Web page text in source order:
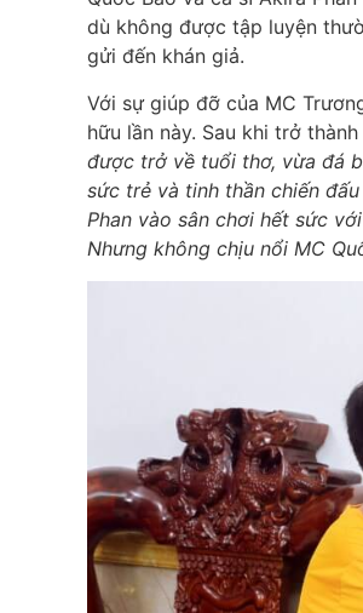
dù không được tập luyện
gửi đến khán giả.
Với sự giúp đỡ của MC
hữu lần này. Sau khi trở
được trở về tuổi thơ, vừa đá
sức trẻ và tinh thần chiến đấu
Phan vào sân chơi hết sức
Nhưng không chịu nổi MC